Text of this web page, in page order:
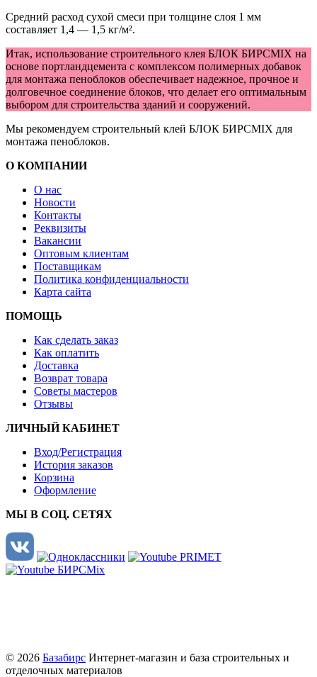
Средний расход сухой смеси при толщине слоя 1 мм
составляет 1,4 — 1,5 кг/м².
Итак, использование строительного клея БЛОК БИРСMIX на
основе портландцемента с комплексом полимерных добавок
для монтажа пеноблоков обеспечивает надежное, прочное и
долговечное соединение блоков, что делает его оптимальным
выбором для строительства зданий и сооружений.
Мы рекомендуем строительный клей БЛОК БИРСMIX для
монтажа пеноблоков.
О КОМПАНИИ
О нас
Новости
Контакты
Реквизиты
Вакансии
Оптовым клиентам
Поставщикам
Политика конфиденциальности
Карта сайта
ПОМОЩЬ
Как сделать заказ
Как оплатить
Доставка
Возврат товара
Советы мастеров
Отзывы
ЛИЧНЫЙ КАБИНЕТ
Вход/Регистрация
История заказов
Корзина
Оформление
МЫ В СОЦ. СЕТЯХ
© 2026 Базабирс Интернет-магазин и база строительных и
отделочных материалов